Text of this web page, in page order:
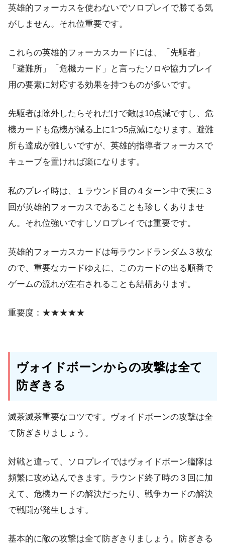
英雄的フォーカスを使わないでソロプレイで勝てる気
がしません。それ位重要です。
これらの英雄的フォーカスカードには、「先駆者」
「避難所」「危機カード」と言ったソロや協力プレイ
用の要素に対応する効果を持つものが多いです。
先駆者は除外したらそれだけで敵は10点減ですし、危
機カードも危機が減る上に1つ5点減になります。避難
所も達成が難しいですが、英雄的指導者フォーカスで
キューブを置ければ楽になります。
私のプレイ時は、１ラウンド目の４ターン中で実に３
回が英雄的フォーカスであることも珍しくありませ
ん。それ位強いですしソロプレイでは重要です。
英雄的フォーカスカードは毎ラウンドランダム３枚な
ので、重要なカードゆえに、このカードの出る順番で
ゲームの流れが左右されることも結構あります。
重要度：★★★★★
ヴォイドボーンからの攻撃は全て
防ぎきる
滅茶滅茶重要なコツです。ヴォイドボーンの攻撃は全
て防ぎきりましょう。
対戦と違って、ソロプレイではヴォイドボーン艦隊は
頻繁に攻め込んできます。ラウンド終了時の３回に加
えて、危機カードの解決だったり、戦争カードの解決
で戦闘が発生します。
基本的に敵の攻撃は全て防ぎきりましょう。防ぎきる